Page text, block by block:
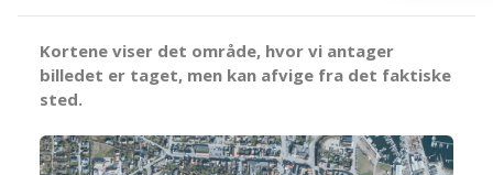
Kortene viser det område, hvor vi antager
billedet er taget, men kan afvige fra det faktiske
sted.